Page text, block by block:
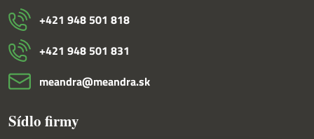
+421 948 501 818
+421 948 501 831
meandra​@meandra​.sk
Sídlo firmy